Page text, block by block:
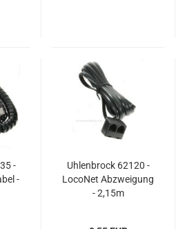
-
-
Uhlenbrock 62120 -
LocoNet Abzweigung
- 2,15m